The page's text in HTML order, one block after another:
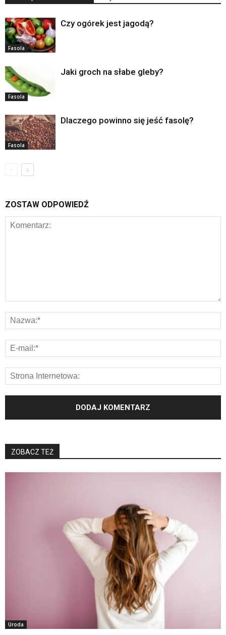
Fasola
Czy ogórek jest jagodą?
Fasola
Jaki groch na słabe gleby?
Fasola
Dlaczego powinno się jeść fasolę?
ZOSTAW ODPOWIEDŹ
ZOBACZ TEŻ
Uroda